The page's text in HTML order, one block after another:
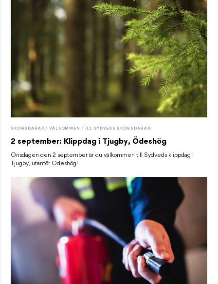
SKOGSDAGAR / VÄLKOMMEN TILL SYDVEDS SKOGSDAGAR!
2 september: Klippdag i Tjugby, Ödeshög
Onsdagen den 2 september är du välkommen till Sydveds klippdag i
Tjugby, utanför Ödeshög!